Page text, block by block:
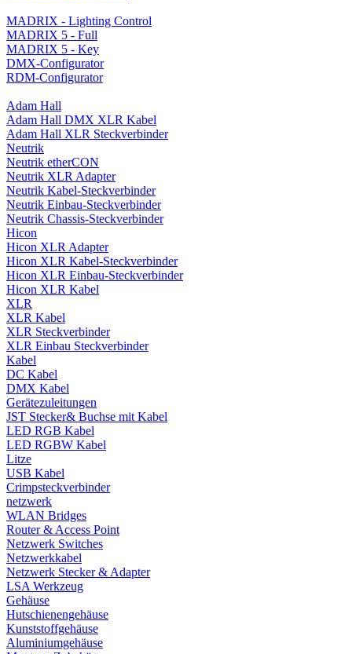
MADRIX - Lighting Control
MADRIX 5 - Full
MADRIX 5 - Key
DMX-Configurator
RDM-Configurator
Adam Hall
Adam Hall DMX XLR Kabel
Adam Hall XLR Steckverbinder
Neutrik
Neutrik etherCON
Neutrik XLR Adapter
Neutrik Kabel-Steckverbinder
Neutrik Einbau-Steckverbinder
Neutrik Chassis-Steckverbinder
Hicon
Hicon XLR Adapter
Hicon XLR Kabel-Steckverbinder
Hicon XLR Einbau-Steckverbinder
Hicon XLR Kabel
XLR
XLR Kabel
XLR Steckverbinder
XLR Einbau Steckverbinder
Kabel
DC Kabel
DMX Kabel
Gerätezuleitungen
JST Stecker& Buchse mit Kabel
LED RGB Kabel
LED RGBW Kabel
Litze
USB Kabel
Crimpsteckverbinder
netzwerk
WLAN Bridges
Router & Access Point
Netzwerk Switches
Netzwerkkabel
Netzwerk Stecker & Adapter
LSA Werkzeug
Gehäuse
Hutschienengehäuse
Kunststoffgehäuse
Aluminiumgehäuse